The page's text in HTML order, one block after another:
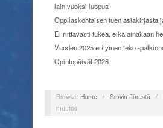
lain vuoksi luopua
Oppilaskohtaisen tuen asiakirjasta
Ei riittävästi tukea, eikä ainakaan
Vuoden 2025 erityinen teko -
Opintopäivät 2026
Browse: Home / Sorvin äärestä /
muutos